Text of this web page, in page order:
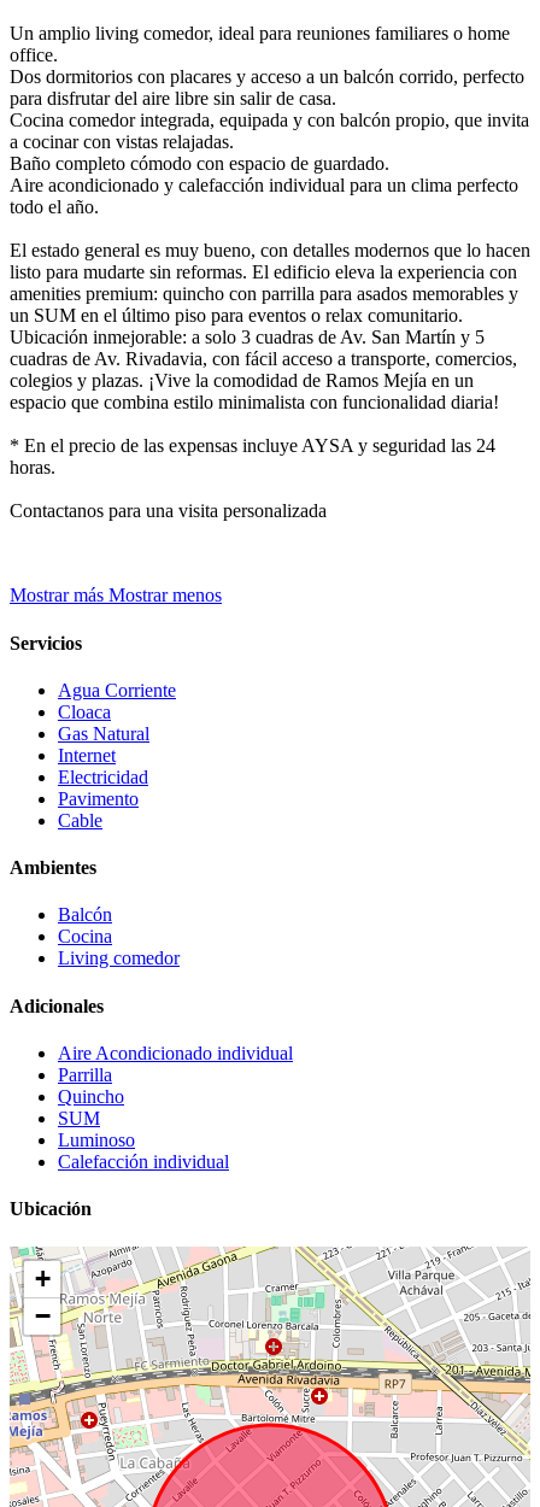
Un amplio living comedor, ideal para reuniones familiares o home
office.
Dos dormitorios con placares y acceso a un balcón corrido, perfecto
para disfrutar del aire libre sin salir de casa.
Cocina comedor integrada, equipada y con balcón propio, que invita
a cocinar con vistas relajadas.
Baño completo cómodo con espacio de guardado.
Aire acondicionado y calefacción individual para un clima perfecto
todo el año.
El estado general es muy bueno, con detalles modernos que lo hacen
listo para mudarte sin reformas. El edificio eleva la experiencia con
amenities premium: quincho con parrilla para asados memorables y
un SUM en el último piso para eventos o relax comunitario.
Ubicación inmejorable: a solo 3 cuadras de Av. San Martín y 5
cuadras de Av. Rivadavia, con fácil acceso a transporte, comercios,
colegios y plazas. ¡Vive la comodidad de Ramos Mejía en un
espacio que combina estilo minimalista con funcionalidad diaria!
* En el precio de las expensas incluye AYSA y seguridad las 24
horas.
Contactanos para una visita personalizada
Mostrar más Mostrar menos
Servicios
Agua Corriente
Cloaca
Gas Natural
Internet
Electricidad
Pavimento
Cable
Ambientes
Balcón
Cocina
Living comedor
Adicionales
Aire Acondicionado individual
Parrilla
Quincho
SUM
Luminoso
Calefacción individual
Ubicación
+
−